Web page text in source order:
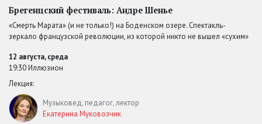
Брегенцский фестиваль: Андре Шенье
«Смерть Марата» (и не только!) на Боденском озере. Спектакль-
зеркало французской революции, из которой никто не вышел «сухим»
12 августа, среда
19:30 Иллюзион
Лекция:
Музыковед, педагог, лектор
Екатерина Муковозчик